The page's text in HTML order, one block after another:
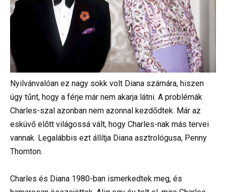
Nyilvánvalóan ez nagy sokk volt Diana számára, hiszen
úgy tűnt, hogy a férje már nem akarja látni. A problémák
Charles-szal azonban nem azonnal kezdődtek. Már az
esküvő előtt világossá vált, hogy Charles-nak más tervei
vannak. Legalábbis ezt állítja Diana asztrológusa, Penny
Thornton.
Charles és Diana 1980-ban ismerkedtek meg, és